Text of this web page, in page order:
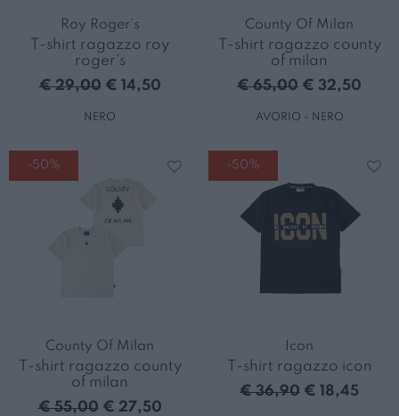
Roy Roger's
T-shirt ragazzo roy
roger's
€ 29,00 € 14,50
NERO
County Of Milan
T-shirt ragazzo county
of milan
€ 65,00 € 32,50
AVORIO - NERO
-50%
County Of Milan
T-shirt ragazzo county
of milan
€ 55,00 € 27,50
-50%
Icon
T-shirt ragazzo icon
€ 36,90 € 18,45